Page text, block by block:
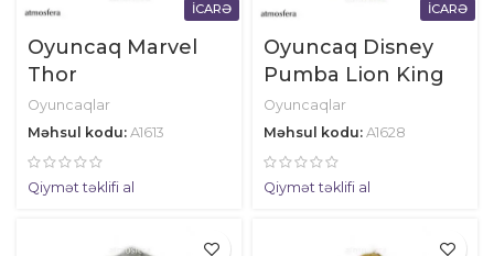
İCARƏ
Oyuncaq Marvel
Thor
Oyuncaqlar
Məhsul kodu: A1613
Qiymət təklifi al
İCARƏ
Oyuncaq Disney
Pumba Lion King
Oyuncaqlar
Məhsul kodu: A1628
Qiymət təklifi al